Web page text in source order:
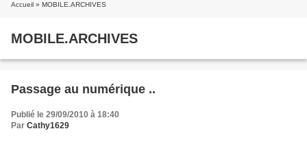
Accueil » MOBILE.ARCHIVES
MOBILE.ARCHIVES
Passage au numérique ..
Publié le 29/09/2010 à 18:40
Par Cathy1629